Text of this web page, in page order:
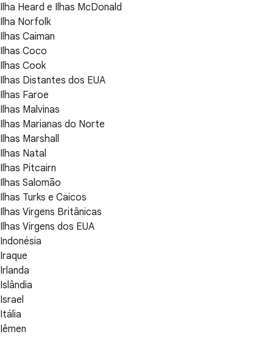
Ilha Heard e Ilhas McDonald
Ilha Norfolk
Ilhas Caiman
Ilhas Coco
Ilhas Cook
Ilhas Distantes dos EUA
Ilhas Faroe
Ilhas Malvinas
Ilhas Marianas do Norte
Ilhas Marshall
Ilhas Natal
Ilhas Pitcairn
Ilhas Salomão
Ilhas Turks e Caicos
Ilhas Virgens Britânicas
Ilhas Virgens dos EUA
Indonésia
Iraque
Irlanda
Islândia
Israel
Itália
Iêmen